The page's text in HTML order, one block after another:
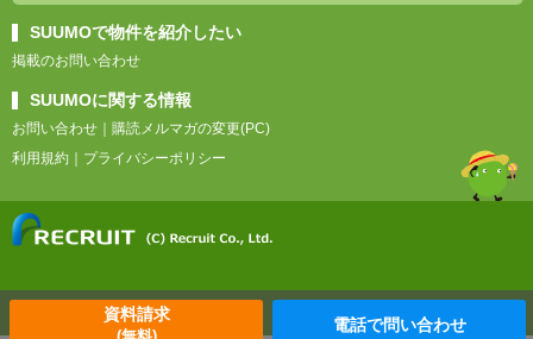
資料請求
電話で問い合わせ
SUUMOで物件を紹介したい
掲載のお問い合わせ
SUUMOに関する情報
お問い合わせ ｜ 購読メルマガの変更(PC)
利用規約 ｜ プライバシーポリシー